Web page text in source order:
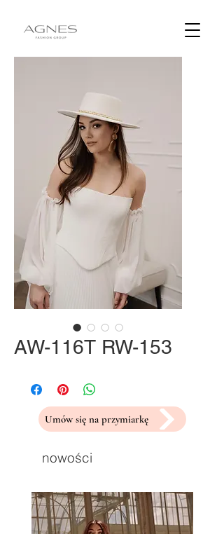
AW-116T RW-153
Umów się na przymiarkę
nowości